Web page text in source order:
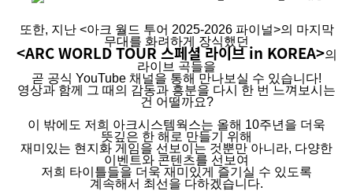
또한, 지난 <아크 월드 투어 2025-2026 파이널>의 마지막
무대를 화려하게 장식했던
<ARC WORLD TOUR 스페셜 라이브 in KOREA>의
라이브 곡들을
곧 공식 YouTube 채널을 통해 만나보실 수 있습니다!
영상과 함께 그 때의 감동과 흥분을 다시 한 번 느껴보시는
건 어떨까요?
이 밖에도 저희 아크시스템웍스는 올해 10주년을 더욱
뜻깊은 한 해로 만들기 위해
재미있는 현지화 게임을 선보이는 것뿐만 아니라, 다양한
이벤트와 콘텐츠를 선보여
저희 타이틀들을 더욱 재미있게 즐기실 수 있도록
계속해서 최선을 다하겠습니다.